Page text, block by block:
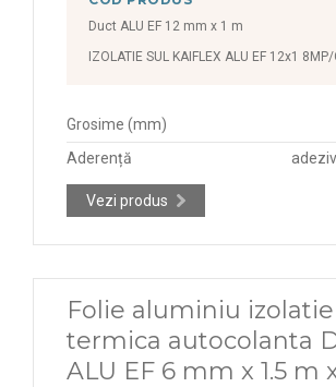
Duct ALU EF 12 mm x 1 m
IZOLATIE SUL KAIFLEX ALU EF 12x1 8MP/
Grosime (mm)
Aderență
Vezi produs
Folie aluminiu izolatie
termica autocolanta
ALU EF 6 mm x 1.5 m